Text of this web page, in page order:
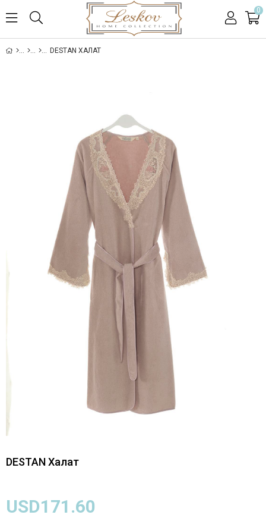
0
DESTAN ХАЛАТ
DESTAN Халат
USD171.60